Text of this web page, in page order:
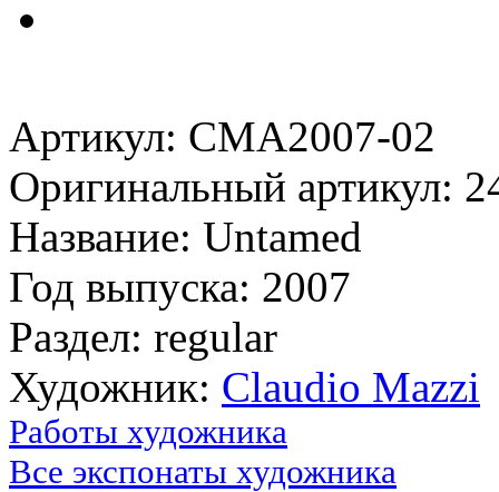
Артикул: CMA2007-02
Оригинальный артикул:
Название: Untamed
Год выпуска: 2007
Раздел: regular
Художник: Claudio Mazzi
Работы художника
Все экспонаты художника